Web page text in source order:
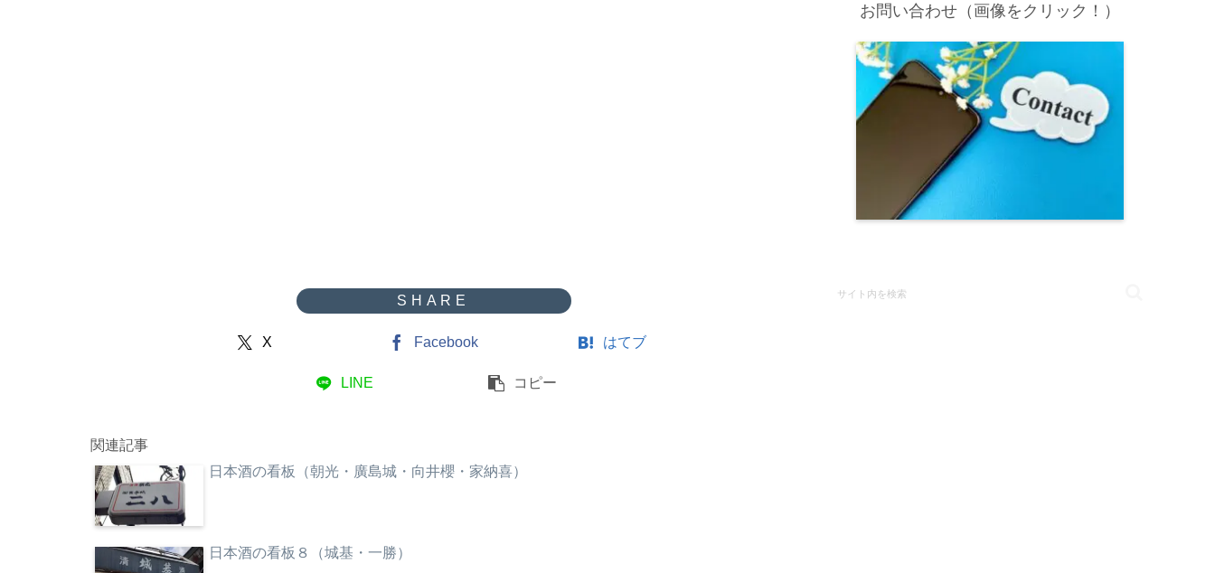
X Facebook はてブ
LINE コピー
関連記事
日本酒の看板（朝光・廣島城・向井櫻・家納喜）
日本酒の看板８（城基・一勝）
お問い合わせ（画像をクリック！）